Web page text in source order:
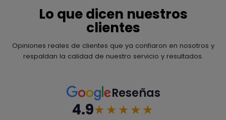
Lo que dicen nuestros
clientes
Opiniones reales de clientes que ya confiaron en nosotros y
respaldan la calidad de nuestro servicio y resultados.
Reseñas
4.9★★★★★